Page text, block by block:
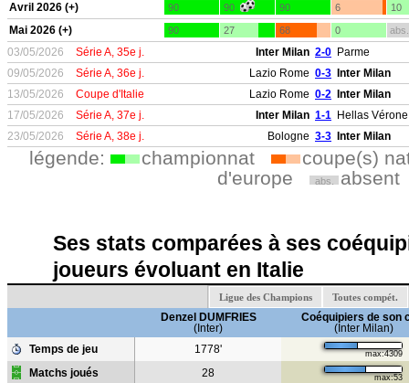
Avril 2026 (+) 90 90 90 6 10
Mai 2026 (+) 90 27 68 0 abs.
03/05/2026 Série A, 35e j. Inter Milan 2-0 Parme
09/05/2026
Série A, 36e j. Lazio Rome 0-3
Inter Milan
13/05/2026
Coupe d'Italie Lazio Rome 0-2
Inter Milan
17/05/2026
Série A, 37e j. Inter Milan 1-1 Hellas Vérone
23/05/2026
Série A, 38e j. Bologne 3-3 Inter Milan
légende: championnat
coupe(s)
d'europe
abs. absent
Ses stats comparées à ses
joueurs évoluant en Italie
Ligue des Champions Toutes compét.
Denzel DUMFRIES
(Inter)
Coéquipiers de son
(Inter Milan)
Temps de jeu
1778' max:4309
Matchs joués 28 max:53